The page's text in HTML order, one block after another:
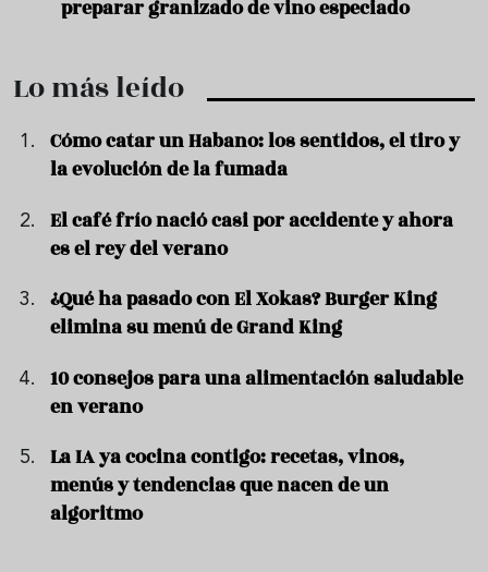
preparar granizado de vino especiado
Lo más leído
Cómo catar un Habano: los sentidos, el tiro y
la evolución de la fumada
El café frío nació casi por accidente y ahora
es el rey del verano
¿Qué ha pasado con El Xokas? Burger King
elimina su menú de Grand King
10 consejos para una alimentación saludable
en verano
La IA ya cocina contigo: recetas, vinos,
menús y tendencias que nacen de un
algoritmo